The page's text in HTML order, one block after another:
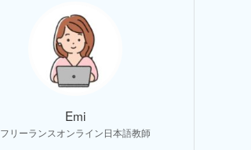
Emi
フリーランスオンライン日本語教師